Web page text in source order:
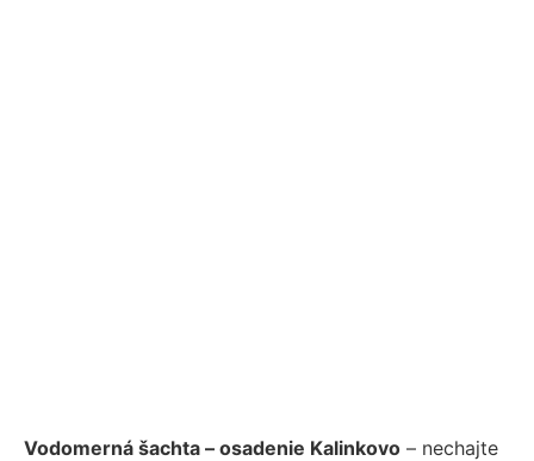
Vodomerná šachta – osadenie Kalinkovo – nechajte